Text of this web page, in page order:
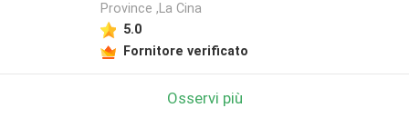
Province ,La Cina
5.0
Fornitore verificato
Osservi più